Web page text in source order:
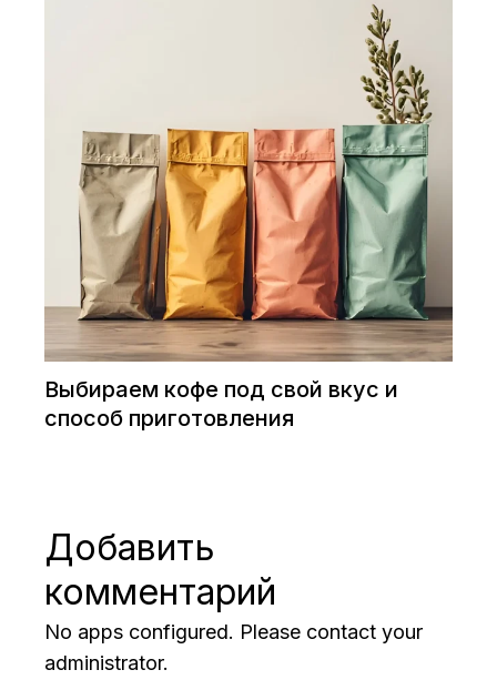
Выбираем кофе под свой вкус и
способ приготовления
Добавить
комментарий
No apps configured. Please contact your
administrator.